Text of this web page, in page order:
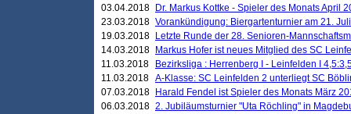
03.04.2018
Dr. Markus Kottke - Spieler des Monats April
23.03.2018 Vorankündigung: Biergartenturnier am 21.
19.03.2018
Letzte Runde der 28. Senioren-
14.03.2018
Markus Hofer ist neues Mitglied des SC
11.03.2018
Bezirksliga : Herrenberg I - Leinfelden I
11.03.2018 A-Klasse: SC Leinfelden 2 unterliegt SC
07.03.2018
Harald Fendel ist Spieler des Monats März
06.03.2018 2. Jubiläumsturnier "Uta Röchling" in